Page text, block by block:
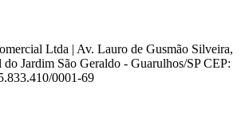
Ltda | Av. Lauro de Gusmão Silveira,
do Jardim São Geraldo - Guarulhos/SP CEP:
0001-69